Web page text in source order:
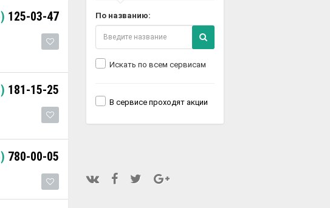
125-03-47
181-15-25
780-00-05
По названию:
Искать по всем сервисам
В сервисе проходят акции